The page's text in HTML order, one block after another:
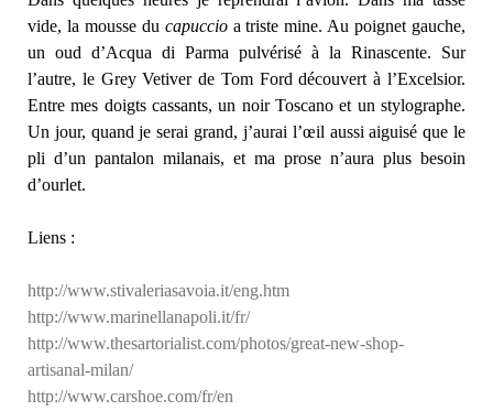
vide, la mousse du capuccioa triste mine. Au poignet gauche,
un oud d’Acqua di Parma pulvérisé à la Rinascente. Sur
l’autre, le Grey Vetiver de Tom Ford découvert à l’Excelsior.
Entre mes doigts cassants, un noir Toscano et un stylographe.
Un jour, quand je serai grand, j’aurai l’œil aussi aiguisé que le
pli d’un pantalon milanais, et ma prose n’aura plus besoin
d’ourlet.
Liens :
http://www.stivaleriasavoia.it/eng.htm
http://www.marinellanapoli.it/fr/
http://www.thesartorialist.com/photos/great-new-shop-
artisanal-milan/
http://www.carshoe.com/fr/en